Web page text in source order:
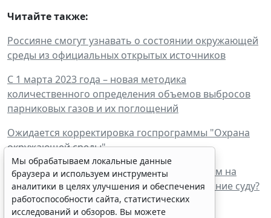
Читайте также:
Россияне смогут узнавать о состоянии окружающей
среды из официальных открытых источников
С 1 марта 2023 года – новая методика
количественного определения объемов выбросов
парниковых газов и их поглощений
Ожидается корректировка госпрограммы "Охрана
окружающей среды"
Споры с регоператором в связи с переходом на
сортировку мусора: на что обратить внимание суду?
Мы обрабатываем локальные данные
браузера и используем инструменты
аналитики в целях улучшения и обеспечения
работоспособности сайта, статистических
исследований и обзоров. Вы можете